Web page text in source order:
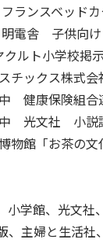
ランスベッド
電舎 子供向け
ルト小学校掲
チックス株式
健康保険組
中 光文社 小説
物館「お茶の
小学館、光文
、主婦と生活